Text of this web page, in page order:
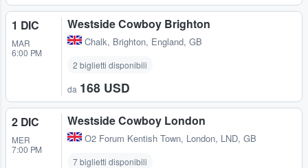
1 DIC
MAR
6:00 PM
Westside Cowboy Brighton
Chalk, Brighton, England, GB
2 biglietti disponibili
da 168 USD
2 DIC
MER
7:00 PM
Westside Cowboy London
O2 Forum Kentish Town, London, LND, GB
7 biglietti disponibili